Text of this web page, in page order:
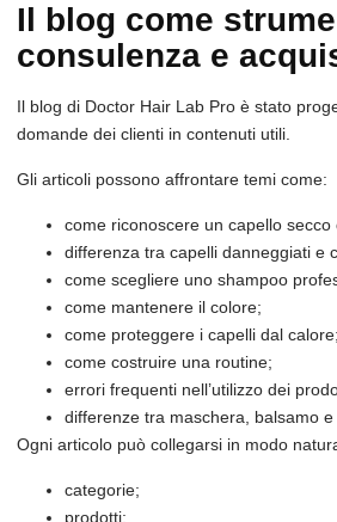
Il blog come
consulenza e
Il blog di Doctor Hair Lab Pro è stato
domande dei clienti in contenuti utili.
Gli articoli possono affrontare temi come:
come riconoscere un capello secco
differenza tra capelli danneggiati e
come scegliere uno shampoo
come mantenere il colore;
come proteggere i capelli dal calore;
come costruire una routine;
errori frequenti nell’utilizzo dei
differenze tra maschera, balsamo e
Ogni articolo può collegarsi in modo
categorie;
prodotti;